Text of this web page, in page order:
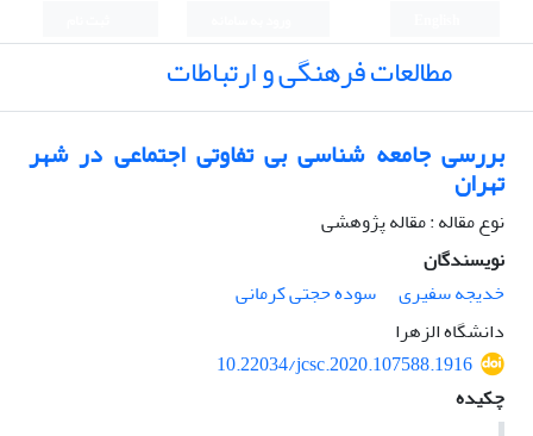
مطالعات فرهنگی و ارتباطات
بررسی جامعه شناسی بی تفاوتی اجتماعی در شهر
تهران
نوع مقاله : مقاله پژوهشی
نویسندگان
خدیجه سفیری
سوده حجتی کرمانی
دانشگاه الزهرا
10.22034/jcsc.2020.107588.1916
چکیده